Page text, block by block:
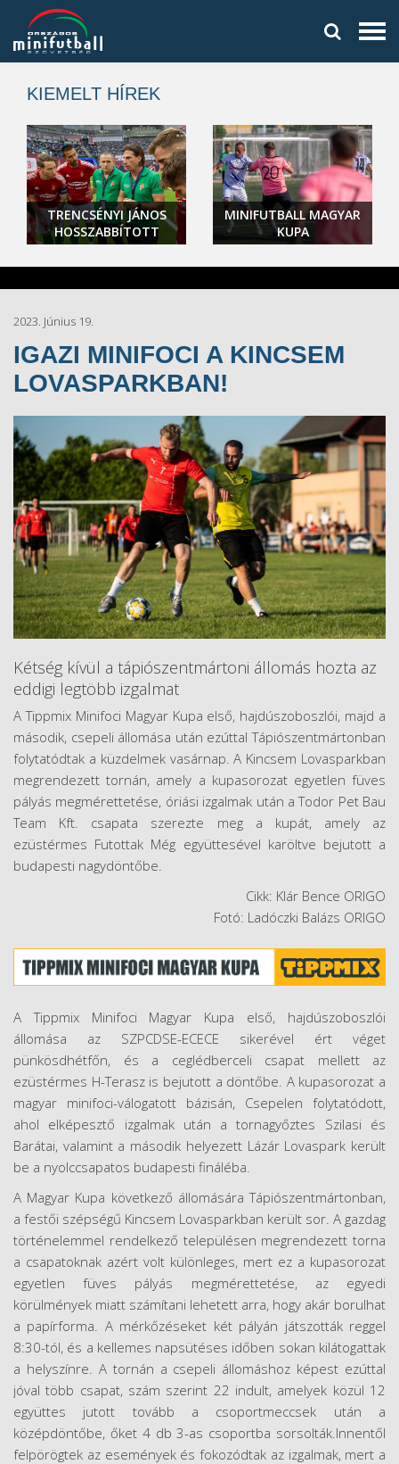
KIEMELT HÍREK
MINIFUTBALL MAGYAR
KUPA
MINIFUTBALL MAGYAR
BAJNOKSÁG 2025
2023. Június 19.
IGAZI MINIFOCI A KINCSEM
LOVASPARKBAN!
Kétség kívül a tápiószentmártoni állomás hozta az
eddigi legtöbb izgalmat
A Tippmix Minifoci Magyar Kupa első, hajdúszoboszlói, majd a
második, csepeli állomása után ezúttal Tápiószentmártonban
folytatódtak a küzdelmek vasárnap. A Kincsem Lovasparkban
megrendezett tornán, amely a kupasorozat egyetlen füves
pályás megmérettetése, óriási izgalmak után a Todor Pet Bau
Team Kft. csapata szerezte meg a kupát, amely az
ezüstérmes Futottak Még együttesével karöltve bejutott a
budapesti nagydöntőbe.
Cikk: Klár Bence ORIGO
Fotó: Ladóczki Balázs ORIGO
A Tippmix Minifoci Magyar Kupa első, hajdúszoboszlói
állomása az SZPCDSE-ECECE sikerével ért véget
pünkösdhétfőn, és a ceglédberceli csapat mellett az
ezüstérmes H-Terasz is bejutott a döntőbe. A kupasorozat a
magyar minifoci-válogatott bázisán, Csepelen folytatódott,
ahol elképesztő izgalmak után a tornagyőztes Szilasi és
Barátai, valamint a második helyezett Lázár Lovaspark került
be a nyolccsapatos budapesti fináléba.
A Magyar Kupa következő állomására Tápiószentmártonban,
a festői szépségű Kincsem Lovasparkban került sor. A gazdag
történelemmel rendelkező településen megrendezett torna
a csapatoknak azért volt különleges, mert ez a kupasorozat
egyetlen füves pályás megmérettetése, az egyedi
körülmények miatt számítani lehetett arra, hogy akár borulhat
a papírforma. A mérkőzéseket két pályán játszották reggel
8:30-tól, és a kellemes napsütéses időben sokan kilátogattak
a helyszínre. A tornán a csepeli állomáshoz képest ezúttal
jóval több csapat, szám szerint 22 indult, amelyek közül 12
együttes jutott tovább a csoportmeccsek után a
középdöntőbe, őket 4 db 3-as csoportba sorsolták.Innentől
felpörögtek az események és fokozódtak az izgalmak, mert a